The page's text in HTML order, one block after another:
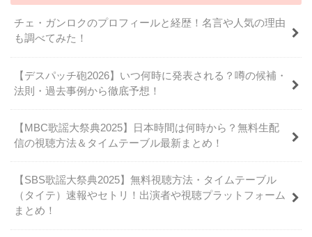
チェ・ガンロクのプロフィールと経歴！名言や人気の理由
も調べてみた！
【デスパッチ砲2026】いつ何時に発表される？噂の候補・
法則・過去事例から徹底予想！
【MBC歌謡大祭典2025】日本時間は何時から？無料生配
信の視聴方法＆タイムテーブル最新まとめ！
【SBS歌謡大祭典2025】無料視聴方法・タイムテーブル
（タイテ）速報やセトリ！出演者や視聴プラットフォーム
まとめ！